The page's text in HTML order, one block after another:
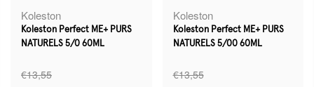
Koleston
Koleston Perfect ME+ PURS
NATURELS 5/0 60ML
€13,55
Koleston
Koleston Perfect ME+ PURS
NATURELS 5/00 60ML
€13,55